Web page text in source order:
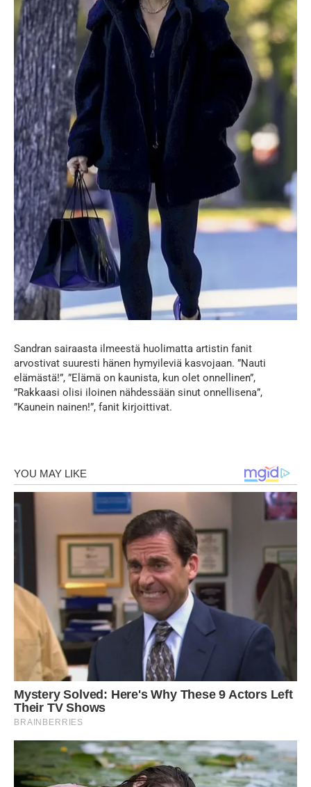
Sandran sairaasta ilmeestä huolimatta artistin fanit
arvostivat suuresti hänen hymyileviä kasvojaan. ”Nauti
elämästä!”, ”Elämä on kaunista, kun olet onnellinen”,
”Rakkaasi olisi iloinen nähdessään sinut onnellisena”,
”Kaunein nainen!”, fanit kirjoittivat.